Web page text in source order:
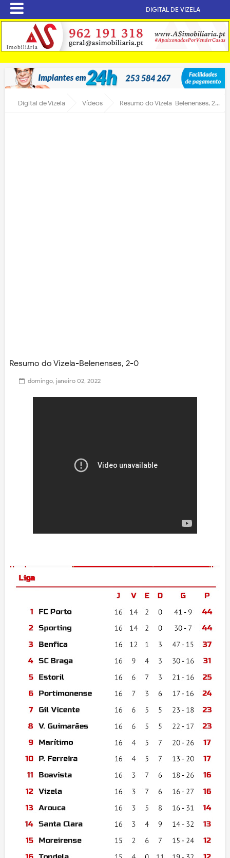
DIGITAL DE VIZELA
Digital de Vizela Vídeos Resumo do Vizela-Belenenses, 2-0
Resumo do Vizela-Belenenses, 2-0
domingo, janeiro 02, 2022